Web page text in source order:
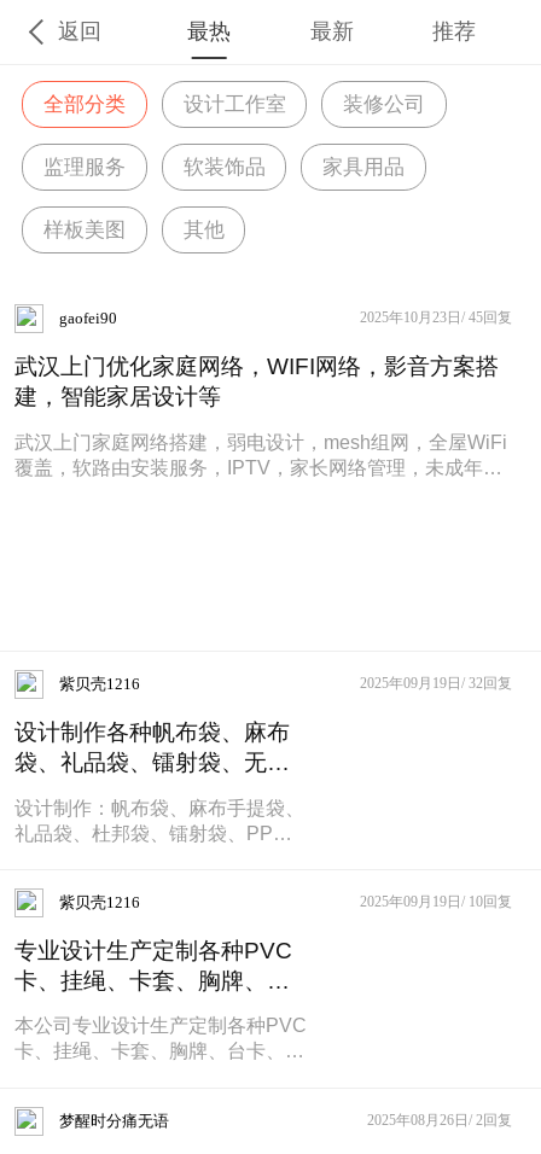
返回 最热 最新 推荐
全部分类 设计工作室 装修公司
监理服务 软装饰品 家具用品
样板美图 其他
gaofei90 2025年10月23日/ 45回复
武汉上门优化家庭网络，WIFI网络，影音方案搭
建，智能家居设计等
武汉上门家庭网络搭建，弱电设计，mesh组网，全屋WiFi
覆盖，软路由安装服务，IPTV，家长网络管理，未成年人
紫贝壳1216 2025年09月19日/ 32回复
设计制作各种帆布袋、麻布
袋、礼品袋、镭射袋、无纺
设计制作：帆布袋、麻布手提袋、
礼品袋、杜邦袋、镭射袋、PP透
紫贝壳1216 2025年09月19日/ 10回复
专业设计生产定制各种PVC
卡、挂绳、卡套、胸牌、台
卡、手环、徽章等
本公司专业设计生产定制各种PVC
卡、挂绳、卡套、胸牌、台卡、手
绳，转印挂绳，胶印挂绳，提花挂
绳
梦醒时分痛无语 2025年08月26日/ 2回复